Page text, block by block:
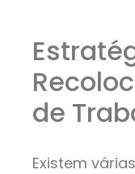
de
Existem